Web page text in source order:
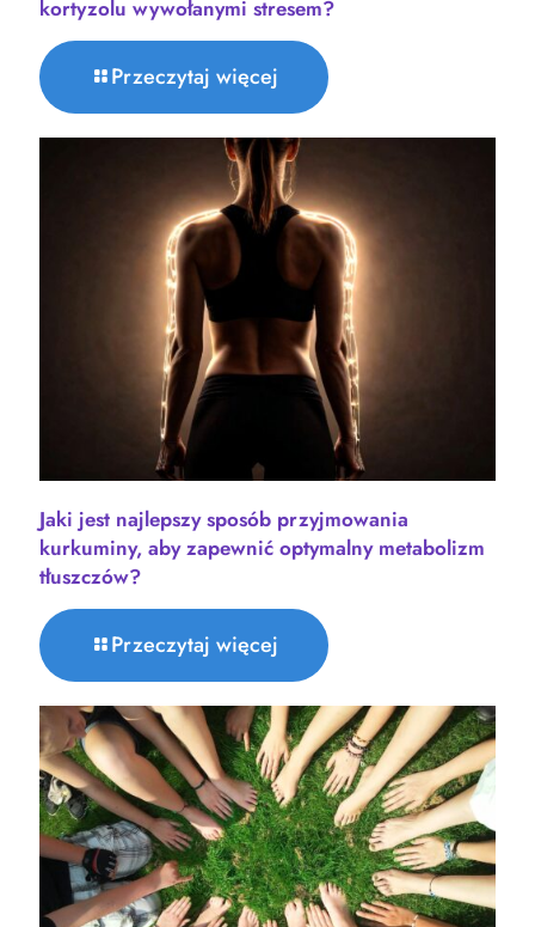
kortyzolu wywołanymi stresem?
Przeczytaj więcej
Jaki jest najlepszy sposób przyjmowania
kurkuminy, aby zapewnić optymalny metabolizm
tłuszczów?
Przeczytaj więcej